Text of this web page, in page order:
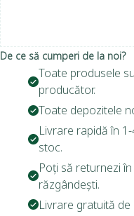
De ce să cumperi de la noi?
Toate produsele
producător.
Toate depozitele
Livrare rapidă în
stoc.
Poți să returnezi
răzgândești.
Livrare gratuită de